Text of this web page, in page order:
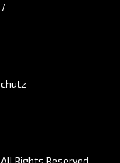
All Rights Reserved